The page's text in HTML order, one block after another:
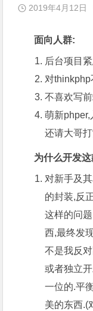
2019年4月12日
面向人群:
后台项目
对thinkphp
不喜欢写
萌新
还请大哥
为什么开发
对新手及
的封装,反
这样的问
西,最终发
不是我反
或者独立
一位的.平
美的东西.(